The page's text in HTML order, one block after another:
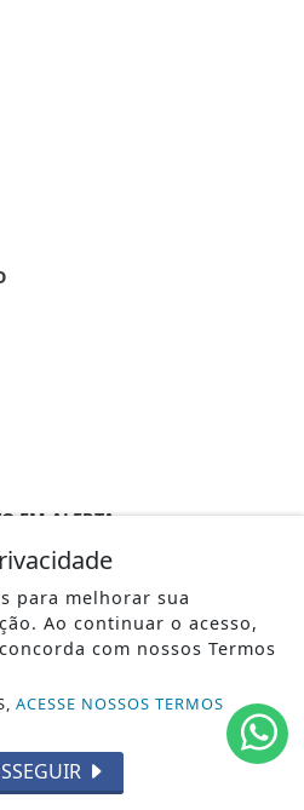
EM ALERTA
para melhorar sua
Ao continuar o acesso,
com nossos Termos
ACESSE NOSSOS TERMOS